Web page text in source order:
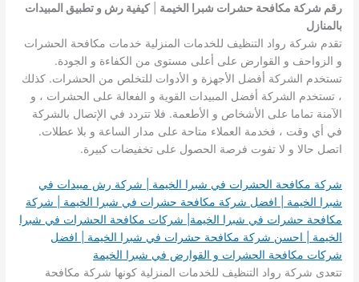
رقم شركة مكافحة حشرات شبرا الخيمة |كيفية رش و تطبيق المبيدات
بالمنازل
تقدم شركة رواد التنظيف للخدمات المنزلية خدمات مكافحة الحشرات
و الزواحف و القوارض على أعلى مستوى من الكفاءة و الجودة.
تستخدم الشركة أفضل الأجهزة و الأدوات للتخلص من الحشرات. كذلك
، تستخدم الشركة أفضل المبيدات القوية و الفعالة على الحشرات ، و
الآمنة تماما على الأشخاص و الأطعمة. فلا تتردد في الإتصال بالشركة
في أي وقت ، فخدمة العملاء متاحة على مدار الساعة و بلا عطلات.
اتصل حالا و لا تفوت فرصة الحصول على تخفيضات كبيرة.
شركة مكافحة الحشرات في شبرا الخيمة | شركة رش مبيدات في
شبرا الخيمة | افضل شركة مكافحة حشرات في شبرا الخيمة | شركة
مكافحة حشرات في شبرا الخيمة| شركات مكافحة الحشرات في شبرا
الخيمة | احسن شركة مكافحة حشرات في شبرا الخيمة | افضل
شركات مكافحة الحشرات و القوارض في شبرا الخيمة
تتعدى شركة رواد التنظيف للخدمات المنزلية كونها شركة مكافحة